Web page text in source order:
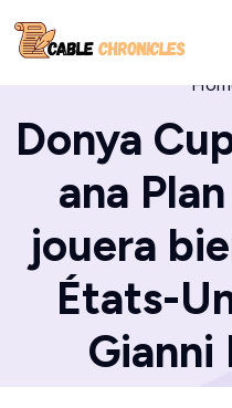
Donya
ana
jouera
États-